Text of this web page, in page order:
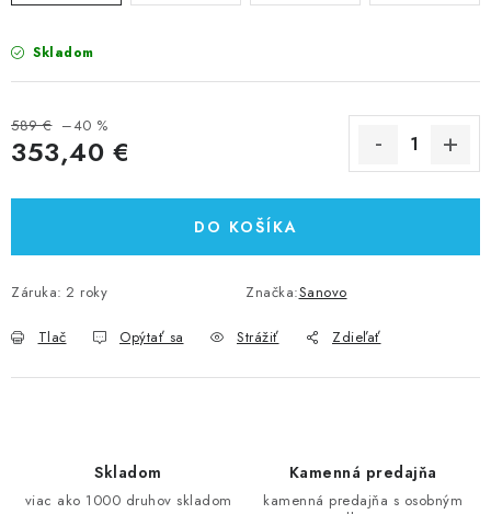
Skladom
589 € –40 %
353,40 €
DO KOŠÍKA
Záruka: 2 roky Značka:Sanovo
Tlač Opýtať sa Strážiť Zdieľať
Skladom
viac ako 1000 druhov skladom
Kamenná predajňa
kamenná predajňa s osobným